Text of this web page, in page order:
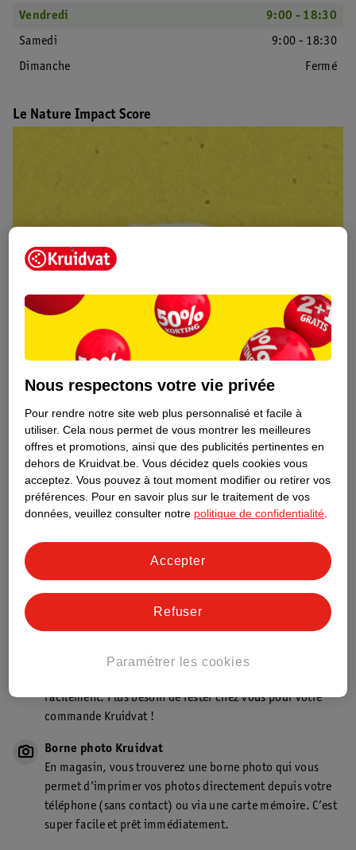
Vendredi
9:00 - 18:30
Samedi
9:00 - 18:30
Dimanche
Fermé
Le Nature Impact Score
Découvrez dès maintenant l’impact
de marque Kruidvat préférés !
Aussi dans ce magasin
Point de retrait Kruidvat.be
facilement. Plus besoin de rester chez vous pour votre
commande Kruidvat !
Borne photo Kruidvat
En magasin, vous trouverez une borne photo qui vous
permet d’imprimer vos photos directement depuis votre
téléphone (sans contact) ou via une carte mémoire. C’est
super facile et prêt immédiatement.
Nous respectons votre vie privée
Pour rendre notre site web plus personnalisé et facile à
utiliser. Cela nous permet de vous montrer les meilleures
offres et promotions, ainsi que des publicités pertinentes en
dehors de Kruidvat.be. Vous décidez quels cookies vous
acceptez. Vous pouvez à tout moment modifier ou retirer vos
préférences. Pour en savoir plus sur le traitement de vos
données, veuillez consulter notre politique de confidentialité.
Paramétrer les cookies
Refuser
Accepter